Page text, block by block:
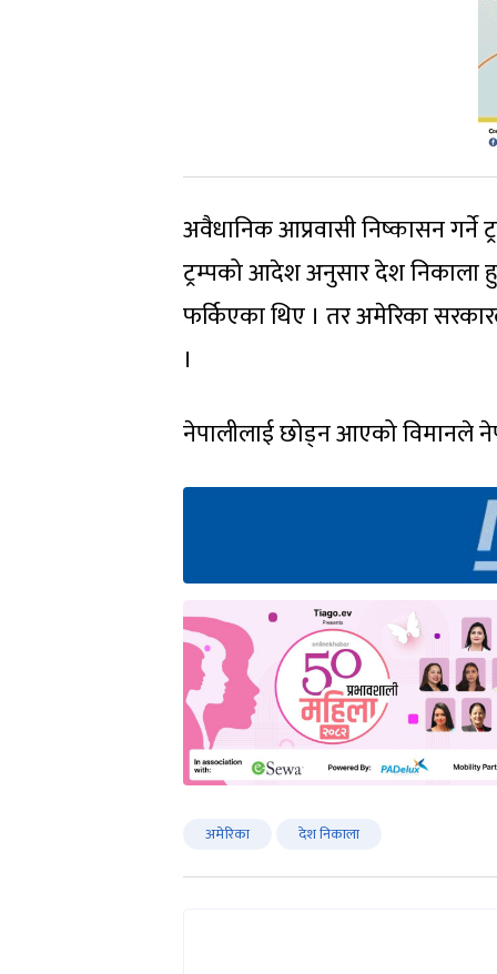
अवैधानिक आप्रवासी निष्कासन गर्ने
ट्रम्पको आदेश अनुसार देश निकाला
फर्किएका थिए । तर अमेरिका
।
नेपालीलाई छोड्न आएको विमानले
अमेरिका देश निकाला